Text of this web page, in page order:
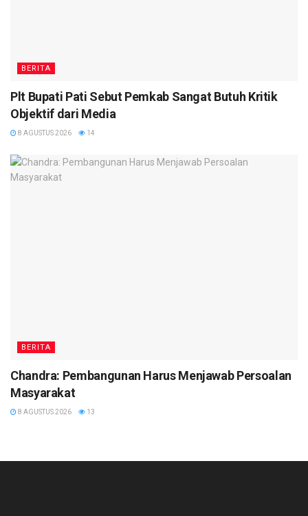
BERITA
Plt Bupati Pati Sebut Pemkab Sangat Butuh Kritik
Objektif dari Media
8 AGUSTUS 2026 14
BERITA
Chandra: Pembangunan Harus Menjawab Persoalan
Masyarakat
8 AGUSTUS 2026 13